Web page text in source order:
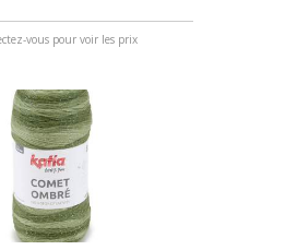
vous pour voir les prix